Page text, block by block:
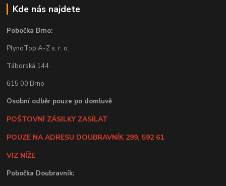
Kde nás najdete
Pobočka Brno:
PlynoTop A-Z s. r. o.
Táborská 144
615 00 Brno
Osobní odběr pouze po domluvě
POŠTOVNÍ ZÁSILKY ZASÍLAT
POUZE NA ADRESU DOUBRAVNÍK 299, 592 61
VIZ NÍŽE
Pobočka Doubravník: